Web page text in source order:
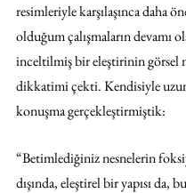
resimleriyle karşılaşınca daha
olduğum çalışmaların devamı
inceltilmiş bir eleştirinin görsel
dikkatimi çekti. Kendisiyle
konuşma gerçekleştirmiştik:
“Betimlediğiniz nesnelerin
dışında, eleştirel bir yapısı da,